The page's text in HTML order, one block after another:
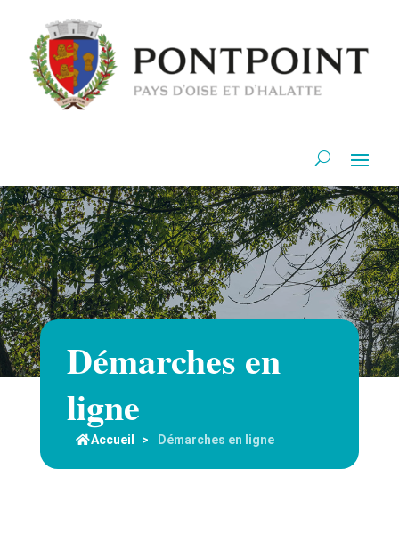
Démarches en
ligne
Accueil > Démarches en ligne